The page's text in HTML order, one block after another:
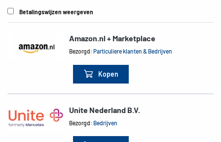
Betalingswijzen weergeven
Amazon.nl + Marketplace
Bezorgd:Particuliere klanten & Bedrijven
Kopen
Unite Nederland B.V.
Bezorgd: Bedrijven